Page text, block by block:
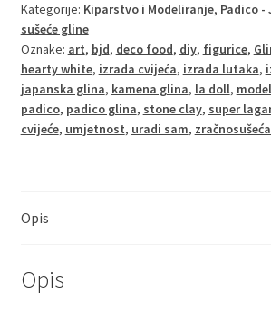
Super
lagana
zračnosušeća
glina
(Padico)
količina
Kategorije: Kiparstvo i Modeliranje, Padico -
sušeće gline
Oznake: art, bjd, deco food, diy, figurice,
hearty white, izrada cvijeća, izrada lutaka,
japanska glina, kamena glina, la doll,
padico, padico glina, stone clay, super
cvijeće, umjetnost, uradi sam,
Opis
Opis